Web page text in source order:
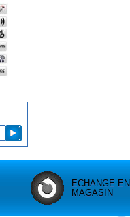
ECHANGE EN
MAGASIN